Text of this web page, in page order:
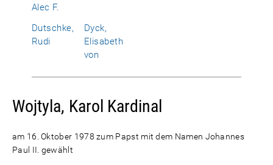
Alec F.
Dutschke,
Rudi
Dyck,
Elisabeth
von
Wojtyla, Karol Kardinal
am 16. Oktober 1978 zum Papst mit dem Namen Johannes
Paul II. gewählt